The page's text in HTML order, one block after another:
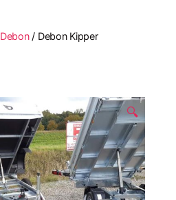
Debon/ Debon Kipper
🔍